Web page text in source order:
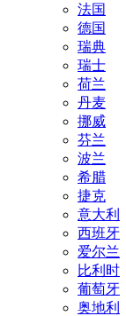
法国
德国
瑞典
瑞士
荷兰
丹麦
挪威
芬兰
波兰
希腊
捷克
意大利
西班牙
爱尔兰
比利时
葡萄牙
奥地利